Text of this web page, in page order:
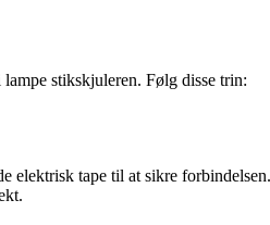
stikskjuleren. Følg disse trin:
elektrisk tape til at sikre forbindelsen.